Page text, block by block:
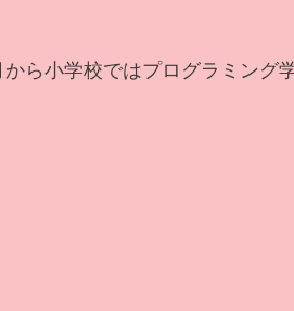
ら小学校ではプログラミング